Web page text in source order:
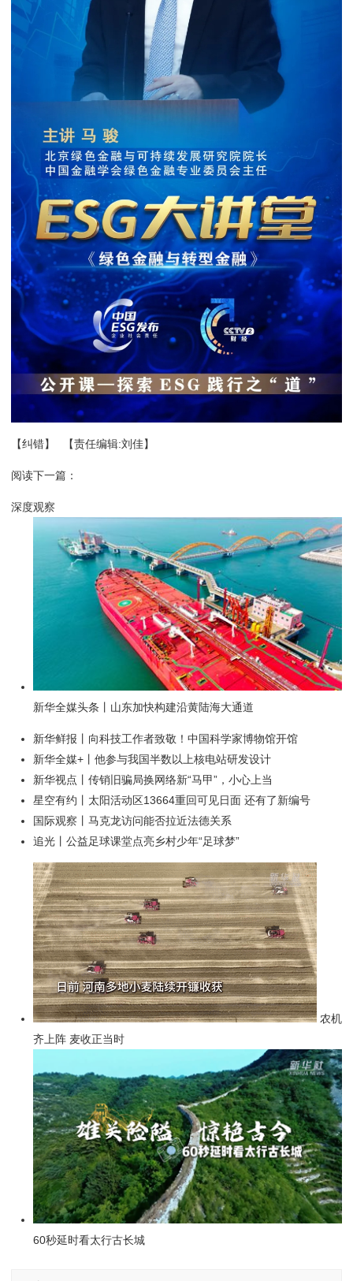
【纠错】 【责任编辑:刘佳】
阅读下一篇：
深度观察
新华全媒头条丨山东加快构建沿黄陆海大通道
新华鲜报丨向科技工作者致敬！中国科学家博物馆开馆
新华全媒+丨他参与我国半数以上核电站研发设计
新华视点丨传销旧骗局换网络新“马甲”，小心上当
星空有约丨太阳活动区13664重回可见日面 还有了新编号
国际观察丨马克龙访问能否拉近法德关系
追光丨公益足球课堂点亮乡村少年“足球梦”
农机
齐上阵 麦收正当时
60秒延时看太行古长城